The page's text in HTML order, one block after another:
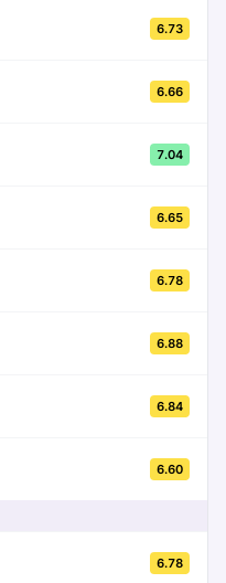
6.73
6.66
7.04
6.65
6.78
6.88
6.84
6.60
6.78